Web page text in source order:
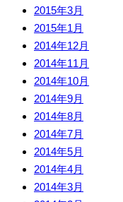
2015年3月
2015年1月
2014年12月
2014年11月
2014年10月
2014年9月
2014年8月
2014年7月
2014年5月
2014年4月
2014年3月